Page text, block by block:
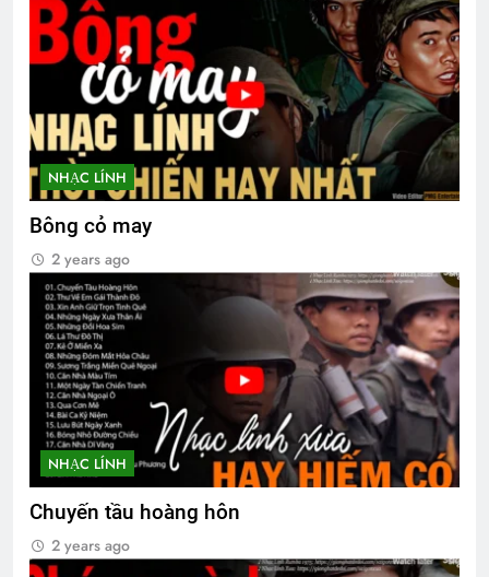
Ý NGHĨ ĐÊM TRĂNG (Lý Bạch)
3 Years Ago
Thăm QP Dư Ngọc Thanh K14/1
2 Years Ago
2 Years Ago
QUÊ HƯƠNG
3 Years Ago
TIẾC THƯƠNG
3 Years Ago
Thăm QP Phan Trọng Chinh K5/1
NHẠC LÍNH
Bông cỏ may
2 years ago
NHẠC LÍNH
Chuyến tầu hoàng hôn
2 years ago